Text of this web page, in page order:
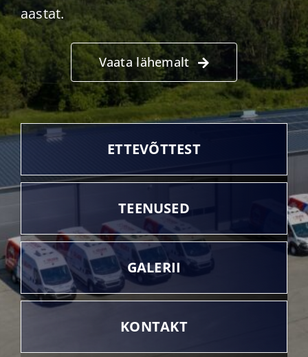
aastat.
Vaata lähemalt
ETTEVÕTTEST
TEENUSED
GALERII
KONTAKT